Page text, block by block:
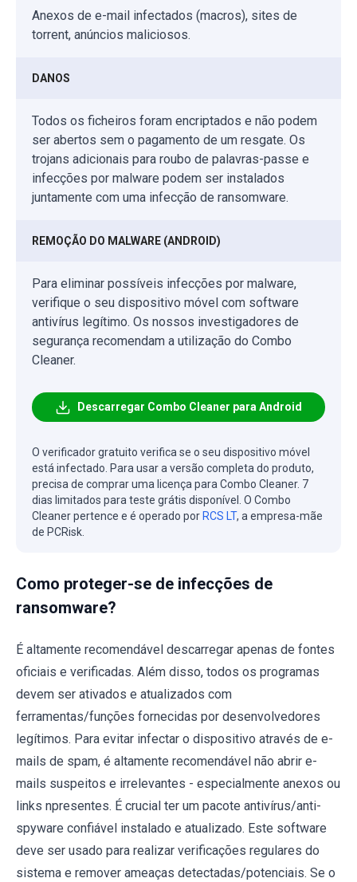
Anexos de e-mail infectados (macros), sites de
torrent, anúncios maliciosos.
DANOS
Todos os ficheiros foram encriptados e não podem
ser abertos sem o pagamento de um resgate. Os
trojans adicionais para roubo de palavras-passe e
infecções por malware podem ser instalados
juntamente com uma infecção de ransomware.
REMOÇÃO DO MALWARE (ANDROID)
Para eliminar possíveis infecções por malware,
verifique o seu dispositivo móvel com software
antivírus legítimo. Os nossos investigadores de
segurança recomendam a utilização do Combo
Cleaner.
Descarregar Combo Cleaner para Android
O verificador gratuito verifica se o seu dispositivo móvel
está infectado. Para usar a versão completa do produto,
precisa de comprar uma licença para Combo Cleaner. 7
dias limitados para teste grátis disponível. O Combo
Cleaner pertence e é operado por RCS LT, a empresa-mãe
de PCRisk.
Como proteger-se de infecções de
ransomware?
É altamente recomendável descarregar apenas de fontes
oficiais e verificadas. Além disso, todos os programas
devem ser ativados e atualizados com
ferramentas/funções fornecidas por desenvolvedores
legítimos. Para evitar infectar o dispositivo através de e-
mails de spam, é altamente recomendável não abrir e-
mails suspeitos e irrelevantes - especialmente anexos ou
links npresentes. É crucial ter um pacote antivírus/anti-
spyware confiável instalado e atualizado. Este software
deve ser usado para realizar verificações regulares do
sistema e remover ameaças detectadas/potenciais. Se o